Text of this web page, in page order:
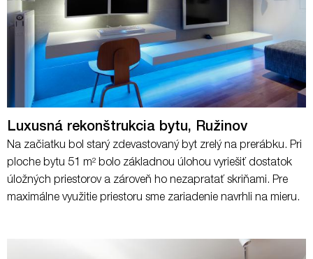
Luxusná rekonštrukcia bytu, Ružinov
Na začiatku bol starý zdevastovaný byt zrelý na prerábku. Pri
ploche bytu 51 m² bolo základnou úlohou vyriešiť dostatok
úložných priestorov a zároveň ho nezapratať skriňami. Pre
maximálne využitie priestoru sme zariadenie navrhli na mieru.